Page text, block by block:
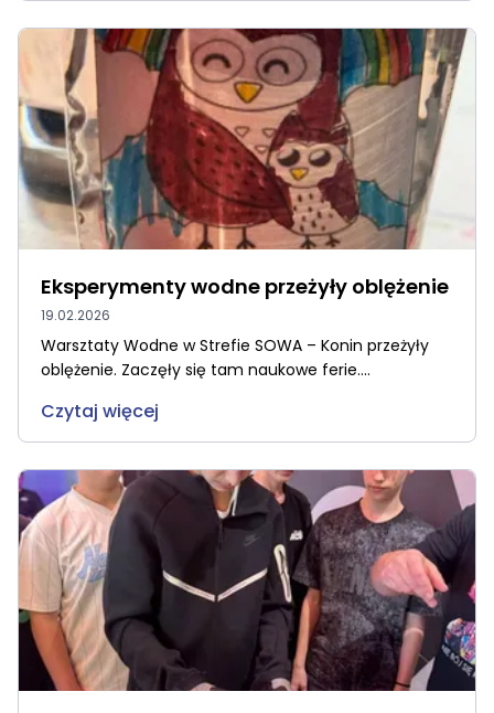
Eksperymenty wodne przeżyły oblężenie
19.02.2026
Warsztaty Wodne w Strefie SOWA – Konin przeżyły
oblężenie. Zaczęły się tam naukowe ferie....
Czytaj więcej